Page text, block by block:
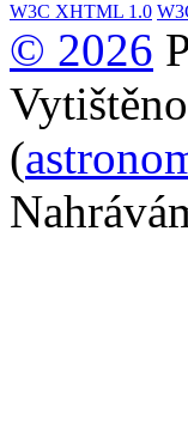
W3C XHTML 1.0
© 2026
(